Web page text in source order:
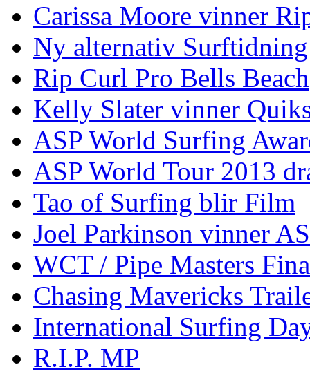
Carissa Moore vinner
Ny alternativ Surftidning
Rip Curl Pro Bells Beach
Kelly Slater vinner
ASP World Surfing
ASP World Tour 2013
Tao of Surfing blir Film
Joel Parkinson vinner
WCT / Pipe Masters
Chasing Mavericks
International Surfing
R.I.P. MP